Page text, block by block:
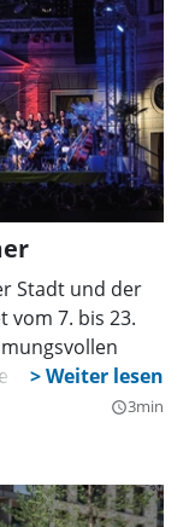
Stadt und der
vom 7. bis 23.
der Münchner
Münchner
query_builder3min